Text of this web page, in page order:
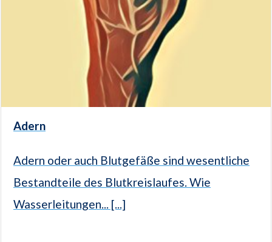
Adern
Adern oder auch Blutgefäße sind wesentliche
Bestandteile des Blutkreislaufes. Wie
Wasserleitungen... [...]